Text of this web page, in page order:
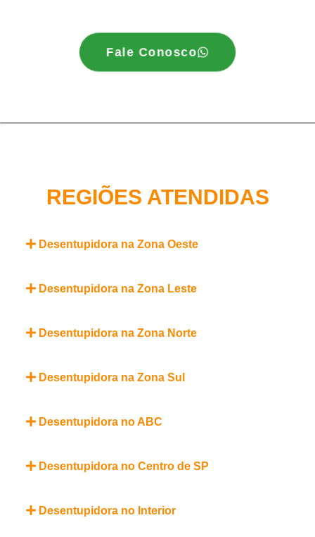
Fale Conosco
REGIÕES ATENDIDAS
Desentupidora na Zona Oeste
Desentupidora na Zona Leste
Desentupidora na Zona Norte
Desentupidora na Zona Sul
Desentupidora no ABC
Desentupidora no Centro de SP
Desentupidora no Interior